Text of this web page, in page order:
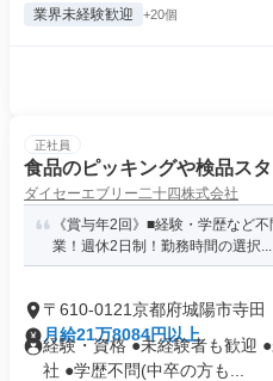
業界未経験歓迎 +20個
正社員
食品のピッキングや検品ス
ダイセーエブリー二十四株式会社
《賞与年2回》■経験・学歴など
業！週休2日制！勤務時間の選択...
〒610-0121京都府城陽市寺田
月給21万8084円以上
経験・資格 ●未経験者も歓迎
社 ●学歴不問(中卒の方も...